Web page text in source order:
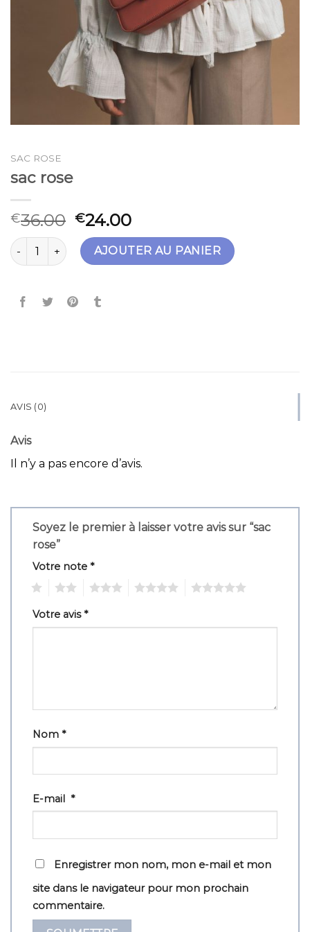
SAC ROSE
sac rose
€36.00 €24.00
quantité de sac roseAJOUTER AU PANIER
AVIS (0)
Avis
Il n’y a pas encore d’avis.
Soyez le premier à laisser votre avis sur “sac
rose”
Votre note *
Votre avis*
Nom *
E-mail *
Enregistrer mon nom, mon e-mail et mon
site dans le navigateur pour mon prochain
commentaire.